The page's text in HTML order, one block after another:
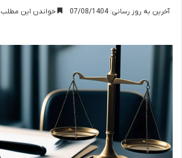
آخرین به روز رسانی: 07/08/1404 خواندن این مطلب 17 دقیقه زمان میبرد